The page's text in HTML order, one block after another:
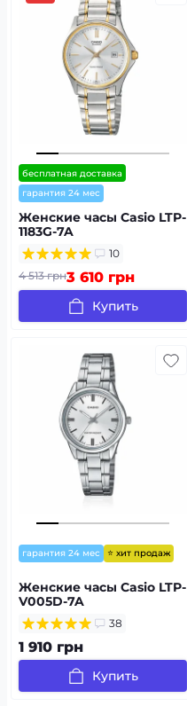
бесплатная доставка
гарантия 24 мес
Женские часы Casio LTP-
1183G-7A
10
4 513 грн3 610 грн
Купить
гарантия 24 мес ⭐ хит продаж
Женские часы Casio LTP-
V005D-7A
38
1 910 грн
Купить